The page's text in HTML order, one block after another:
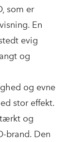
som er
En
evig
og
og evne
stor effekt.
og
brand. Den